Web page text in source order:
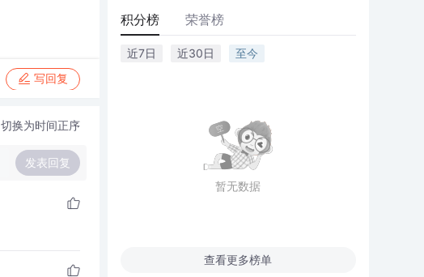
写回复
切换为时间正序
发表回复
积分榜 荣誉榜
近7日 近30日 至今
暂无数据
查看更多榜单